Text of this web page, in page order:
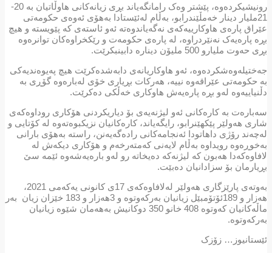
رونیشیکردەوە، پێشتر وەک رامانگەیاند بڕی زیانەکانی هاوڵاتیان بە 20-
21ملیار دینار خەمڵێندرابو، بەڵام لەئێستادا بەهۆی ئەوەی حکومەتی
عێراق پارەی هاوکارییەکەی نەگەیاندوەتە ئەو ئاستەی کە پێویستە و هیچ
بڕە پارەیەک نەنێردراوە، لە پارەی حکومەت و رێکخراوەکان توانرەوە
بڕی حەوت ملیارو 500 ملیۆن دینارە دابینبکرێت.
جەختیلەوەشکردەوە، ئەو هاوکاریانەی دابەشدەکرێت هیچ پەیوەندیەکی
بە حکومەتی عێراقەوە نییە، هەرکات بڕیاری خۆی لەبارەوە گۆڕی بە
دڵنیاییەوە لەو بڕە پارەیەش هاوکاری خەڵکی دەکرێت.
سەبارەت بە کارەکانی ئەو لیژنەیەی بۆ دیاریکردنی هۆکاری روداوەکەی
شاری هەولێر پێکهێنرابو، رایگەیاند، کارەکانیان نزیکبوەتەوە لە کۆتایی و
لەچەند رۆژی داهاتودا ئەنجامەکانی رادەگەیەنن، راستە بەهۆی بارانی
بەخوڕەوە رویداوە بەڵام لایەنی کەمتەرخەم و هۆکاری دیکەش لە
لافاوەکەدا هەبون کە لیژنەکە دەیخاتە رو لەو بارەیەشەوە ئێمە سێ
بڕیارمان بۆ سزادانیان دەبێت.
بەوتەی پارێزگاری هەولێر لەلافاوەکەی 17ی کانونی یەکەمی 2021،
هەزار و 189ئۆتۆمبێل زیانیان بەرکەوتوە و 3هەزار و 183 خێزان زیان بەر
ماڵەکانیان کەوتوە 408 خانو 350 دوکانیش بەهەمان شێوە زیانیان
بەرکەوتوە.
ئێستانیوز… زۆزک